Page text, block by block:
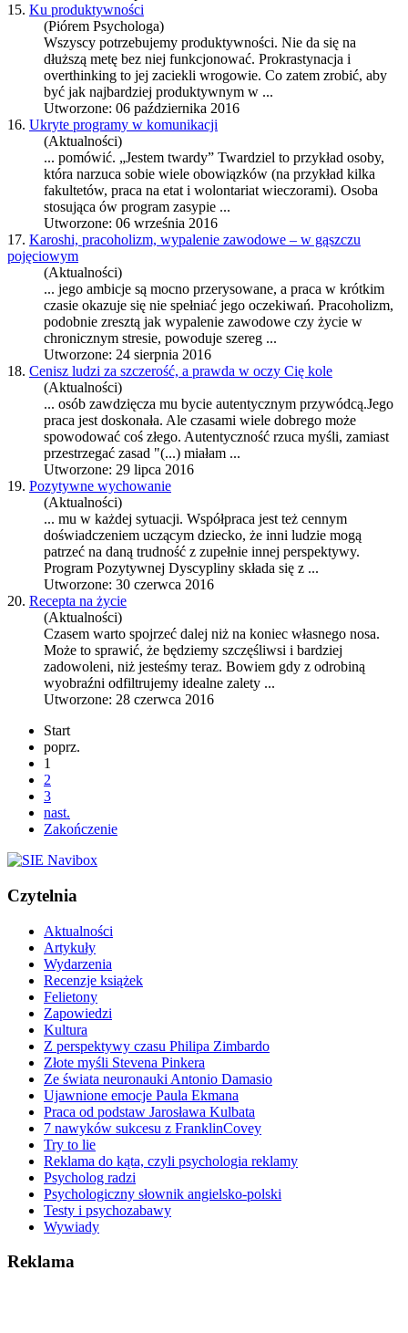
15. Ku produktywności
(Piórem Psychologa)
Wszyscy potrzebujemy produktywności. Nie da się na
dłuższą metę bez niej funkcjonować. Prokrastynacja i
overthinking to jej zaciekli wrogowie. Co zatem zrobić, aby
być jak najbardziej produktywnym w ...
Utworzone: 06 października 2016
16. Ukryte programy w komunikacji
(Aktualności)
... pomówić. „Jestem twardy” Twardziel to przykład osoby,
która narzuca sobie wiele obowiązków (na przykład kilka
fakultetów, praca na etat i wolontariat wieczorami). Osoba
stosująca ów program zasypie ...
Utworzone: 06 września 2016
17. Karoshi, pracoholizm, wypalenie zawodowe – w gąszczu
pojęciowym
(Aktualności)
... jego ambicje są mocno przerysowane, a praca w krótkim
czasie okazuje się nie spełniać jego oczekiwań. Pracoholizm,
podobnie zresztą jak wypalenie zawodowe czy życie w
chronicznym stresie, powoduje szereg ...
Utworzone: 24 sierpnia 2016
18. Cenisz ludzi za szczerość, a prawda w oczy Cię kole
(Aktualności)
... osób zawdzięcza mu bycie autentycznym przywódcą.Jego
praca jest doskonała. Ale czasami wiele dobrego może
spowodować coś złego. Autentyczność rzuca myśli, zamiast
przestrzegać zasad "(...) miałam ...
Utworzone: 29 lipca 2016
19. Pozytywne wychowanie
(Aktualności)
... mu w każdej sytuacji. Współpraca jest też cennym
doświadczeniem uczącym dziecko, że inni ludzie mogą
patrzeć na daną trudność z zupełnie innej perspektywy.
Program Pozytywnej Dyscypliny składa się z ...
Utworzone: 30 czerwca 2016
20. Recepta na życie
(Aktualności)
Czasem warto spojrzeć dalej niż na koniec własnego nosa.
Może to sprawić, że będziemy szczęśliwsi i bardziej
zadowoleni, niż jesteśmy teraz. Bowiem gdy z odrobiną
wyobraźni odfiltrujemy idealne zalety ...
Utworzone: 28 czerwca 2016
Start
poprz.
1
2
3
nast.
Zakończenie
Czytelnia
Aktualności
Artykuły
Wydarzenia
Recenzje książek
Felietony
Zapowiedzi
Kultura
Z perspektywy czasu Philipa Zimbardo
Złote myśli Stevena Pinkera
Ze świata neuronauki Antonio Damasio
Ujawnione emocje Paula Ekmana
Praca od podstaw Jarosława Kulbata
7 nawyków sukcesu z FranklinCovey
Try to lie
Reklama do kąta, czyli psychologia reklamy
Psycholog radzi
Psychologiczny słownik angielsko-polski
Testy i psychozabawy
Wywiady
Reklama